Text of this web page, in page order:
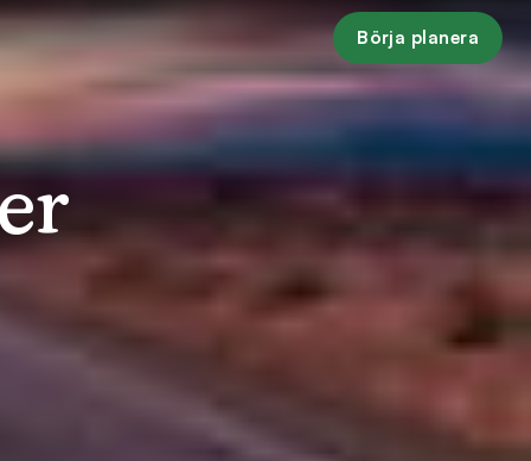
Börja planera